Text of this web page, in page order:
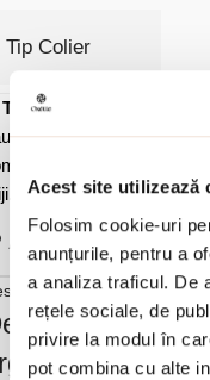
Acest site utilizează
Folosim cookie-uri
anunțurile, pentru a
a analiza traficul. De
rețele sociale, de
privire la modul în
pot combina cu alte
Tip Colier
Transport gratuit
la easybox✓ Schimb/
✓ Ambalaj cadou tip
Adauga in wishlist
si detalii
placat cu